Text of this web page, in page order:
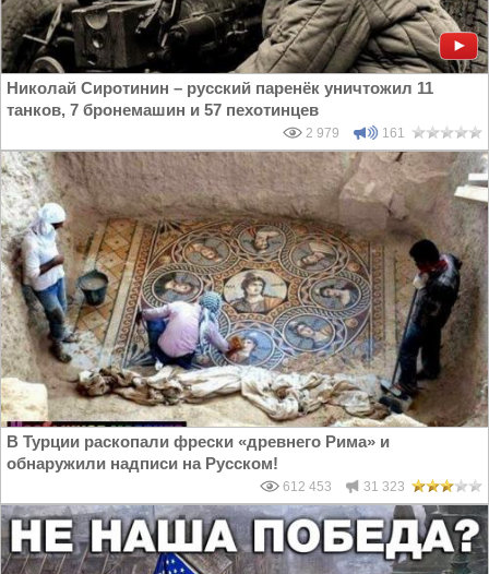
Николай Сиротинин – русский паренёк уничтожил 11
танков, 7 бронемашин и 57 пехотинцев
2 979 161
В Турции раскопали фрески «древнего Рима» и
обнаружили надписи на Русском!
612 453 31 323